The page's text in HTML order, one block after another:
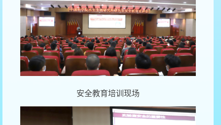
安全教育培训现场